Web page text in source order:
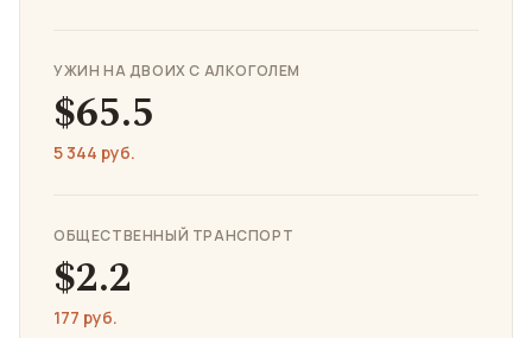
УЖИН НА ДВОИХ С АЛКОГОЛЕМ
$65.5
5 344 руб.
ОБЩЕСТВЕННЫЙ ТРАНСПОРТ
$2.2
177 руб.